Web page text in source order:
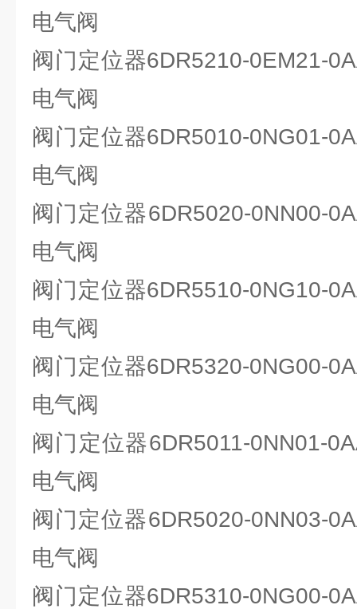
电气阀
阀门定位器6DR5210-0EM21-
电气阀
阀门定位器6DR5010-0NG01-
电气阀
阀门定位器6DR5020-0NN00-
电气阀
阀门定位器6DR5510-0NG10-
电气阀
阀门定位器6DR5320-0NG00-
电气阀
阀门定位器6DR5011-0NN01-
电气阀
阀门定位器6DR5020-0NN03-
电气阀
阀门定位器6DR5310-0NG00-